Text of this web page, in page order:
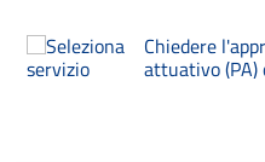
Chiedere
attuativo (PA)